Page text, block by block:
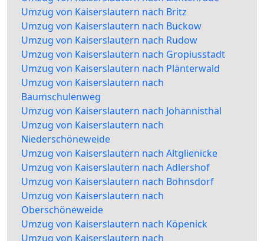
Umzug von Kaiserslautern nach Britz
Umzug von Kaiserslautern nach Buckow
Umzug von Kaiserslautern nach Rudow
Umzug von Kaiserslautern nach Gropiusstadt
Umzug von Kaiserslautern nach Plänterwald
Umzug von Kaiserslautern nach
Baumschulenweg
Umzug von Kaiserslautern nach Johannisthal
Umzug von Kaiserslautern nach
Niederschöneweide
Umzug von Kaiserslautern nach Altglienicke
Umzug von Kaiserslautern nach Adlershof
Umzug von Kaiserslautern nach Bohnsdorf
Umzug von Kaiserslautern nach
Oberschöneweide
Umzug von Kaiserslautern nach Köpenick
Umzug von Kaiserslautern nach